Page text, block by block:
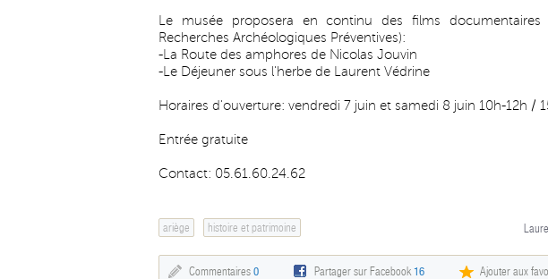
Le musée proposera en continu des films
Recherches Archéologiques Préventives):
-La Route des amphores de Nicolas Jouvin
-Le Déjeuner sous l'herbe de Laurent Védrine
Horaires d'ouverture: vendredi 7 juin et samedi 8 juin 10h-12h /
Entrée gratuite
Contact: 05.61.60.24.62
ariège histoire et patrimoine
Commentaires 0 Partager sur Facebook16 Ajouter aux